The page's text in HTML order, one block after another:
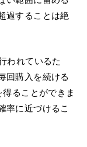
過することは絶
われているた
回購入を続ける
ることができま
率に近づけるこ